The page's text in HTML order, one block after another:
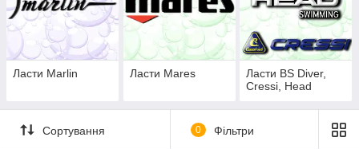
Ласти Marlin Ласти Mares
Ласти BS Diver,
Cressi, Head
Сортування 0 Фільтри